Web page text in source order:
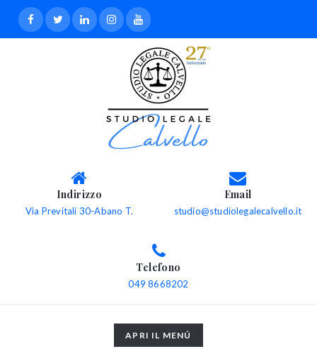
Indirizzo
Via Previtali 30-Abano T.
Email
studio@studiolegalecalvello.it
Telefono
049 8668202
TOGGLE
NAVIGATION
APRI IL MENÚ